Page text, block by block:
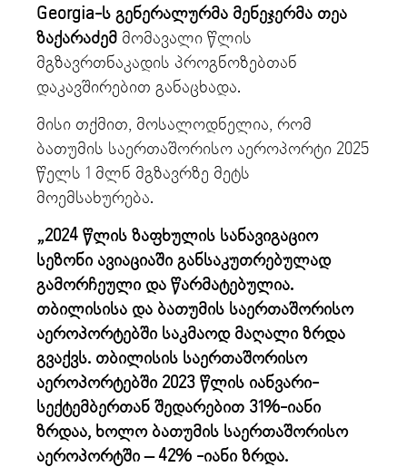
Georgia-ს გენერალურმა მენეჯერმა თეა
ზაქარაძემ მომავალი წლის
მგზავრთნაკადის პროგნოზებთან
დაკავშირებით განაცხადა.
მისი თქმით, მოსალოდნელია, რომ
ბათუმის საერთაშორისო აეროპორტი 2025
წელს 1 მლნ მგზავრზე მეტს
მოემსახურება.
„2024 წლის ზაფხულის სანავიგაციო
სეზონი ავიაციაში განსაკუთრებულად
გამორჩეული და წარმატებულია.
თბილისისა და ბათუმის საერთაშორისო
აეროპორტებში საკმაოდ მაღალი ზრდა
გვაქვს. თბილისის საერთაშორისო
აეროპორტებში 2023 წლის იანვარი-
სექტემბერთან შედარებით 31%-იანი
ზრდაა, ხოლო ბათუმის საერთაშორისო
აეროპორტში – 42% -იანი ზრდა.